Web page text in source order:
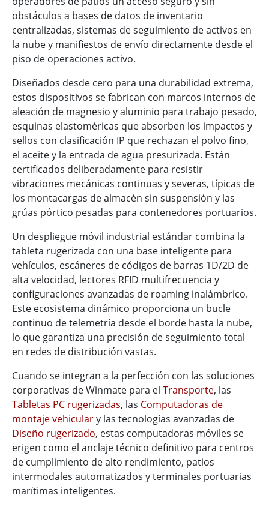
obstáculos a bases de datos de inventario
centralizadas, sistemas de seguimiento de activos en
la nube y manifiestos de envío directamente desde el
piso de operaciones activo.
Diseñados desde cero para una durabilidad extrema,
estos dispositivos se fabrican con marcos internos de
aleación de magnesio y aluminio para trabajo pesado,
esquinas elastoméricas que absorben los impactos y
sellos con clasificación IP que rechazan el polvo fino,
el aceite y la entrada de agua presurizada. Están
certificados deliberadamente para resistir
vibraciones mecánicas continuas y severas, típicas de
los montacargas de almacén sin suspensión y las
grúas pórtico pesadas para contenedores portuarios.
Un despliegue móvil industrial estándar combina la
tableta rugerizada con una base inteligente para
vehículos, escáneres de códigos de barras 1D/2D de
alta velocidad, lectores RFID multifrecuencia y
configuraciones avanzadas de roaming inalámbrico.
Este ecosistema dinámico proporciona un bucle
continuo de telemetría desde el borde hasta la nube,
lo que garantiza una precisión de seguimiento total
en redes de distribución vastas.
Cuando se integran a la perfección con las soluciones
corporativas de Winmate para el Transporte, las
Tabletas PC rugerizadas, las Computadoras de
montaje vehiculary las tecnologías avanzadas de
Diseño rugerizado, estas computadoras móviles se
erigen como el anclaje técnico definitivo para centros
de cumplimiento de alto rendimiento, patios
intermodales automatizados y terminales portuarias
marítimas inteligentes.